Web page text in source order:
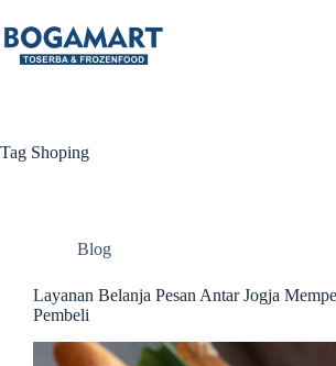
Tag Shoping
Blog
Layanan Belanja Pesan Antar Jogja
Pembeli